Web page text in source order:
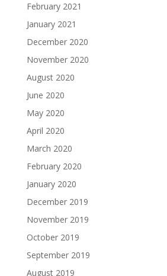
February 2021
January 2021
December 2020
November 2020
August 2020
June 2020
May 2020
April 2020
March 2020
February 2020
January 2020
December 2019
November 2019
October 2019
September 2019
August 2019